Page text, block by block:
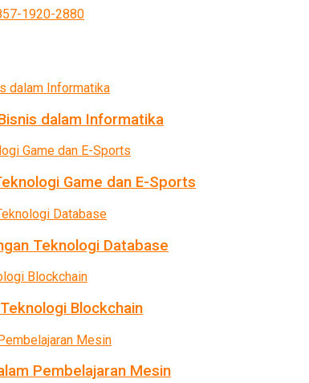
dalam Informatika
Game dan E-Sports
Teknologi Database
Blockchain
Pembelajaran Mesin